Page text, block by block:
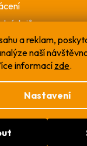
a reklam,
naší
informací zde.
Nastavení
údajů
Vytvořil Shoptet
.